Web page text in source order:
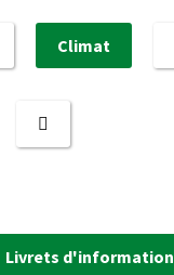
Climat
Livrets d'information